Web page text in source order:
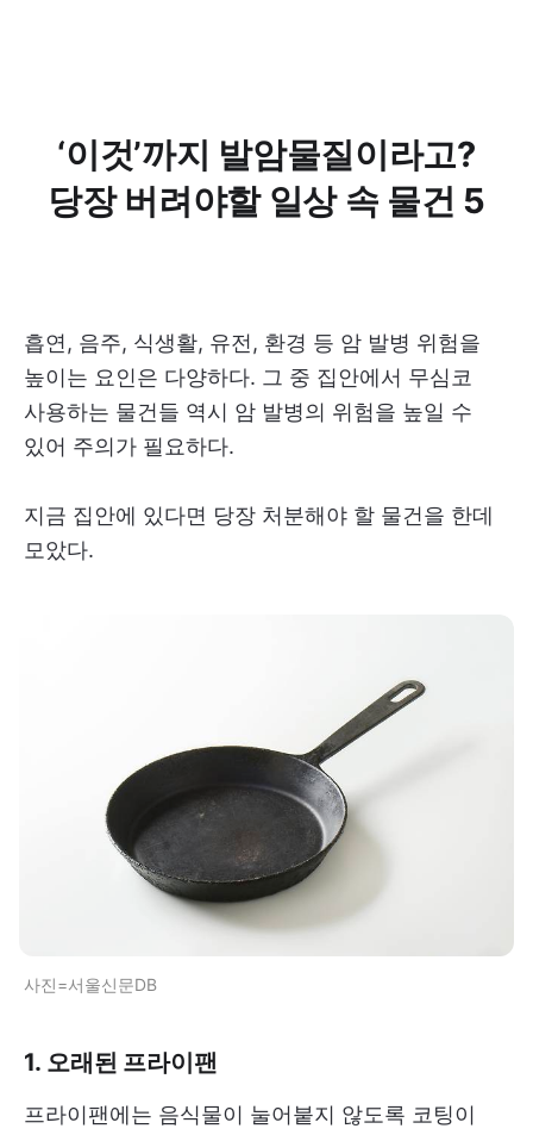
‘이것’까지 발암물질이라고?
당장 버려야할 일상 속 물건 5
흡연, 음주, 식생활, 유전, 환경 등 암 발병 위험을
높이는 요인은 다양하다. 그 중 집안에서 무심코
사용하는 물건들 역시 암 발병의 위험을 높일 수
있어 주의가 필요하다.
지금 집안에 있다면 당장 처분해야 할 물건을 한데
모았다.
사진=서울신문DB
1. 오래된 프라이팬
프라이팬에는 음식물이 눌어붙지 않도록 코팅이